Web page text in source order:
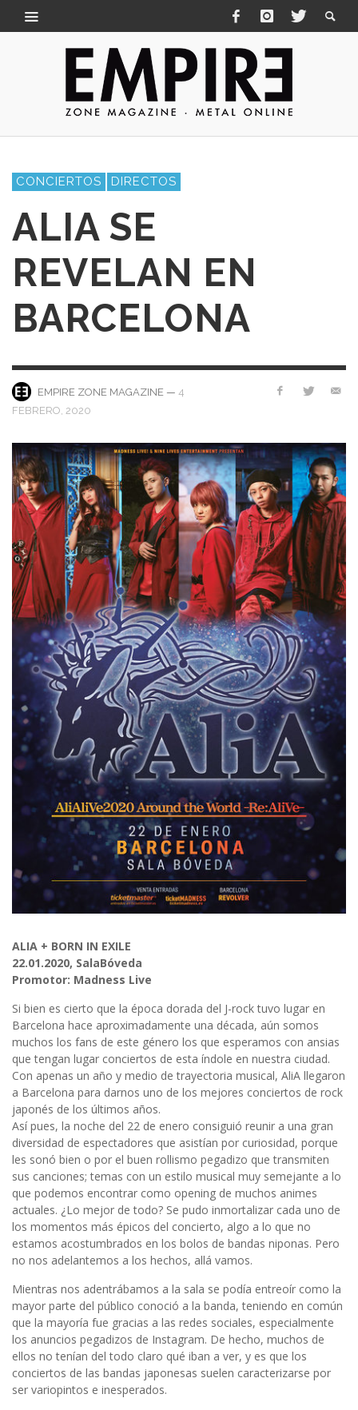
CONCIERTOS DIRECTOS
ALIA SE
REVELAN EN
BARCELONA
EMPIRE ZONE MAGAZINE — 4
FEBRERO, 2020
ALIA + BORN IN EXILE
22.01.2020, SalaBóveda
Promotor: Madness Live
Si bien es cierto que la época dorada del J-rock tuvo lugar en
Barcelona hace aproximadamente una década, aún somos
muchos los fans de este género los que esperamos con ansias
que tengan lugar conciertos de esta índole en nuestra ciudad.
Con apenas un año y medio de trayectoria musical, AliA llegaron
a Barcelona para darnos uno de los mejores conciertos de rock
japonés de los últimos años.
Así pues, la noche del 22 de enero consiguió reunir a una gran
diversidad de espectadores que asistían por curiosidad, porque
les sonó bien o por el buen rollismo pegadizo que transmiten
sus canciones; temas con un estilo musical muy semejante a lo
que podemos encontrar como opening de muchos animes
actuales. ¿Lo mejor de todo? Se pudo inmortalizar cada uno de
los momentos más épicos del concierto, algo a lo que no
estamos acostumbrados en los bolos de bandas niponas. Pero
no nos adelantemos a los hechos, allá vamos.
Mientras nos adentrábamos a la sala se podía entreoír como la
mayor parte del público conoció a la banda, teniendo en común
que la mayoría fue gracias a las redes sociales, especialmente
los anuncios pegadizos de Instagram. De hecho, muchos de
ellos no tenían del todo claro qué iban a ver, y es que los
conciertos de las bandas japonesas suelen caracterizarse por
ser variopintos e inesperados.